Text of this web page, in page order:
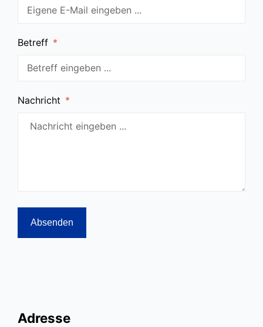
Betreff *
Nachricht *
Absenden
Adresse